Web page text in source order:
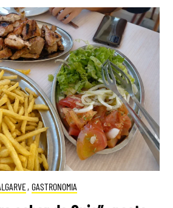
, GASTRONOMIA